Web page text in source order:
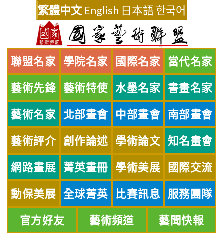
繁體中文 English 日本語한국어
聯盟名家 學院名家 國際名家 當代名家
藝術先鋒 藝術特使 水墨名家 書畫名家
藝術名家 北部畫會 中部畫會 南部畫會
藝術評介 創作論述 學術論文 知名畫會
網路畫展 菁英畫冊 學術美展 國際交流
動保美展 全球菁英 比賽訊息 服務團隊
官方好友 藝術頻道 藝聞快報